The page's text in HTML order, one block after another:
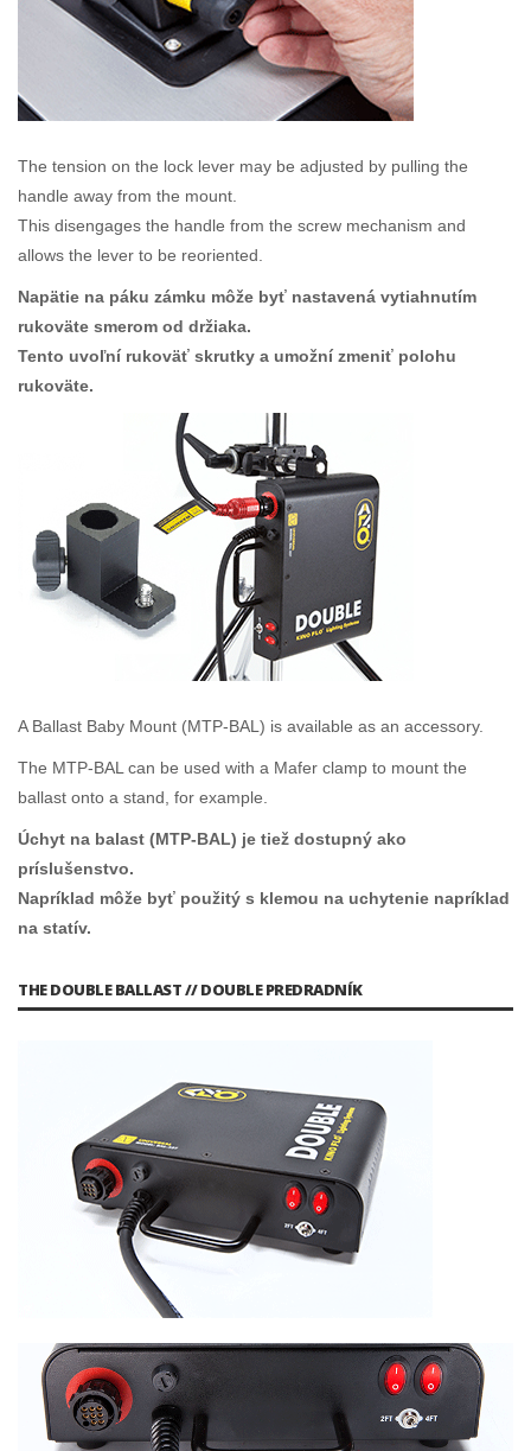
The tension on the lock lever may be adjusted by pulling the
handle away from the mount.
This disengages the handle from the screw mechanism and
allows the lever to be reoriented.
Napätie na páku zámku môže byť nastavená vytiahnutím
rukoväte smerom od držiaka.
Tento uvoľní rukoväť skrutky a umožní zmeniť polohu
rukoväte.
A Ballast Baby Mount (MTP-BAL) is available as an accessory.
The MTP-BAL can be used with a Mafer clamp to mount the
ballast onto a stand, for example.
Úchyt na balast (MTP-BAL) je tiež dostupný ako
príslušenstvo.
Napríklad môže byť použitý s klemou na uchytenie napríklad
na statív.
THE DOUBLE BALLAST // DOUBLE PREDRADNÍK